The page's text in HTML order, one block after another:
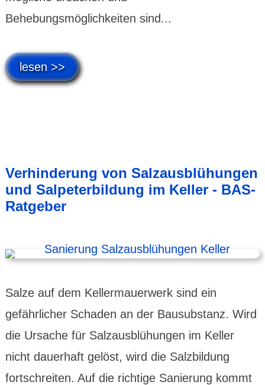
Behebungsmöglichkeiten sind...
lesen >>
Verhinderung von Salzausblühungen
und Salpeterbildung im Keller - BAS-
Ratgeber
Salze auf dem Kellermauerwerk sind ein
gefährlicher Schaden an der Bausubstanz. Wird
die Ursache für Salzausblühungen im Keller
nicht dauerhaft gelöst, wird die Salzbildung
fortschreiten. Auf die richtige Sanierung kommt